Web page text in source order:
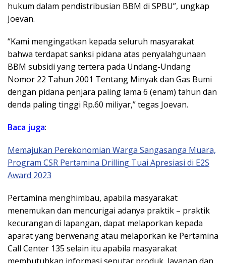
hukum dalam pendistribusian BBM di SPBU”, ungkap
Joevan.
“Kami mengingatkan kepada seluruh masyarakat
bahwa terdapat sanksi pidana atas penyalahgunaan
BBM subsidi yang tertera pada Undang-Undang
Nomor 22 Tahun 2001 Tentang Minyak dan Gas Bumi
dengan pidana penjara paling lama 6 (enam) tahun dan
denda paling tinggi Rp.60 miliyar,” tegas Joevan.
Baca juga:
Memajukan Perekonomian Warga Sangasanga Muara,
Program CSR Pertamina Drilling Tuai Apresiasi di E2S
Award 2023
Pertamina menghimbau, apabila masyarakat
menemukan dan mencurigai adanya praktik – praktik
kecurangan di lapangan, dapat melaporkan kepada
aparat yang berwenang atau melaporkan ke Pertamina
Call Center 135 selain itu apabila masyarakat